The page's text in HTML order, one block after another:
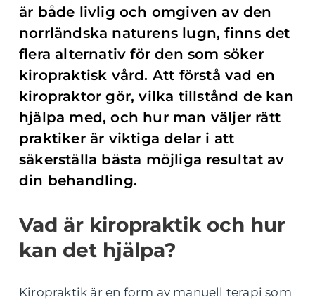
är både livlig och omgiven av den
norrländska naturens lugn, finns det
flera alternativ för den som söker
kiropraktisk vård. Att förstå vad en
kiropraktor gör, vilka tillstånd de kan
hjälpa med, och hur man väljer rätt
praktiker är viktiga delar i att
säkerställa bästa möjliga resultat av
din behandling.
Vad är kiropraktik och hur
kan det hjälpa?
Kiropraktik är en form av manuell terapi som